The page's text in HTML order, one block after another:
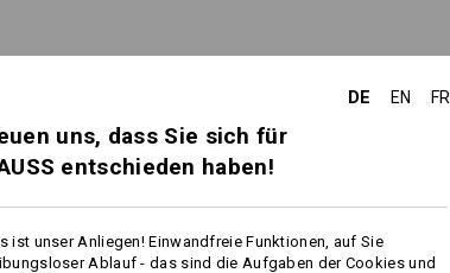
Selbst gestalten
DE EN FR
uns, dass Sie sich für
entschieden haben!
ist unser Anliegen! Einwandfreie Funktionen, auf Sie
Ablauf - das sind die Aufgaben der Cookies und